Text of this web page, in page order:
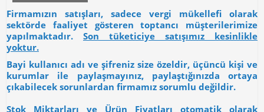
Firmamızın satışları, sadece vergi mükellefi olarak
sektörde faaliyet gösteren toptancı müşterilerimize
yapılmaktadır. Son tüketiciye satışımız kesinlikle
yoktur.
Bayi kullanıcı adı ve şifreniz size özeldir, üçüncü kişi ve
kurumlar ile paylaşmayınız, paylaştığınızda ortaya
çıkabilecek sorunlardan firmamız sorumlu değildir.
Stok Miktarları ve Ürün Fiyatları otomatik olarak